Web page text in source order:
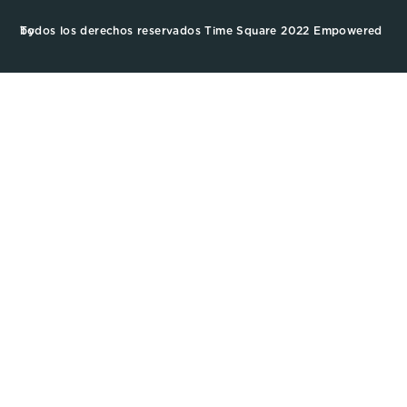
Todos los derechos reservados Time Square 2022 Empowered by